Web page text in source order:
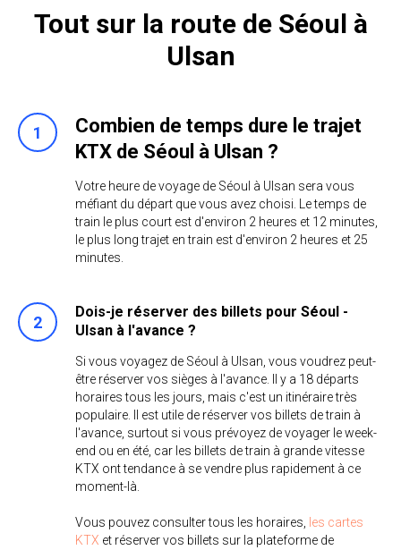
Tout sur la route de Séoul à
Ulsan
Combien de temps dure le trajet
KTX de Séoul à Ulsan ?
Votre heure de voyage de Séoul à Ulsan sera vous
méfiant du départ que vous avez choisi. Le temps de
train le plus court est d'environ 2 heures et 12 minutes,
le plus long trajet en train est d'environ 2 heures et 25
minutes.
Dois-je réserver des billets pour Séoul -
Ulsan à l'avance ?
Si vous voyagez de Séoul à Ulsan, vous voudrez peut-
être réserver vos sièges à l'avance. Il y a 18 départs
horaires tous les jours, mais c'est un itinéraire très
populaire. Il est utile de réserver vos billets de train à
l'avance, surtout si vous prévoyez de voyager le week-
end ou en été, car les billets de train à grande vitesse
KTX ont tendance à se vendre plus rapidement à ce
moment-là.
Vous pouvez consulter tous les horaires,
les cartes
KTX et réserver vos billets sur la plateforme de